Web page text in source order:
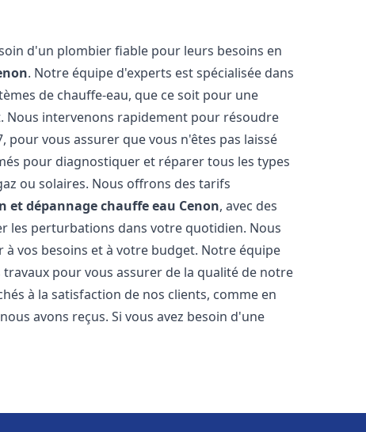
d'un plombier fiable pour leurs besoins en
. Notre équipe d'experts est spécialisée dans
de chauffe-eau, que ce soit pour une
Nous intervenons rapidement pour résoudre
pour vous assurer que vous n'êtes pas laissé
pour diagnostiquer et réparer tous les types
ou solaires. Nous offrons des tarifs
et dépannage chauffe eau Cenon, avec des
les perturbations dans votre quotidien. Nous
vos besoins et à votre budget. Notre équipe
pour vous assurer de la qualité de notre
à la satisfaction de nos clients, comme en
avons reçus. Si vous avez besoin d'une